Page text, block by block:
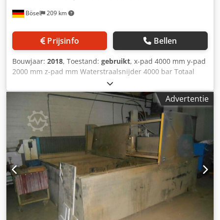
behuizing + Universeel te gebruiken voor alle
Bösel 209 km
Prijsinfo Bellen
Bouwjaar: 2018, Toestand: gebruikt, x-pad 4000 mm y-pad
2000 mm z-pad mm Waterstraalsnijder 4000 bar Totaal
benodigd vermogen 35 kW Machinegewicht ca. ton
Benodigde ruimte ca. m MicroStep CNC
waterstraalsnijmachine AquaCut-W 4001.20 met de
volgende uitrustingskenmerken: BFT hogedrukpomp
ECOTRON 40.37 Ontwateringssysteem
(schraaptransportband) voor 4.000 mm lengte
Waterontharding door middel van waterchemie 1e
MicroStep CNC-geleide machine AquaCut-W 4001.20 (4.000
x 2.000 mm) MicroStep machinebesturing met MMl
console en 24" touchscreen Twee LCD-besturingsunits op
het portaal Laserpointer met automatische offset-
overdracht iMSNC-module / expertsysteem iMSNC-module
/ assistent voor service- en onderhoudswerkzaamheden
iMSNC-module / assistent voor laden van CNC-
Advertentie